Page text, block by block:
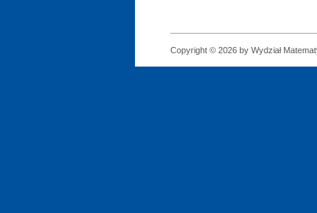
Copyright © 2026 by Wydział